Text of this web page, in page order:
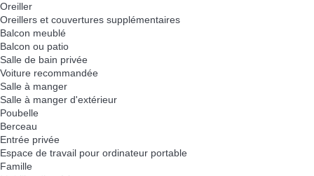
Oreiller
Oreillers et couvertures supplémentaires
Balcon meublé
Balcon ou patio
Salle de bain privée
Voiture recommandée
Salle à manger
Salle à manger d'extérieur
Poubelle
Berceau
Entrée privée
Espace de travail pour ordinateur portable
Famille